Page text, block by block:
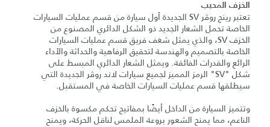
الخزف المحبب
تعتبر رينج روڤر SV الجديدة أول سيارة من قسم عمليات السيارات
الخاصة تحمل الشعار الجديد ذو الشكل الدائري المصنوع من
الخزف SV، والذي يمثل شغف فريق قسم عمليات السيارات
الخاصة بالتصميم والهندسة لتحقيق الرفاهية والحداثة والأداء
الرائع والقدرات الفائقة. ويمثل الشعار الدائري المبسط على
شكل "SV" الرمز المميز لجميع سيارات لاند روڤر الجديدة التي
سيطلقها قسم عمليات السيارات الخاصة في المستقبل.
وتتميز السيارة من الداخل أيضًا بمفاتيح تحكم مكسوة بالخزف
الناعم، مما يمنح الشعور بروعة الملمس لناقل الحركة، ويمنح